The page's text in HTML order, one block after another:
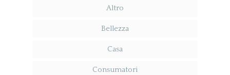
Altro
Bellezza
Casa
Consumatori